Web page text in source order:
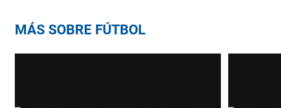
MÁS SOBRE FÚTBOL